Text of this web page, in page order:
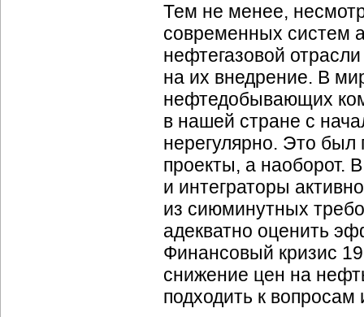
Тем не менее,
современных систем
нефтегазовой
на их внедрение. В
нефтедобывающих
в нашей стране с
нерегулярно. Это был
проекты, а наоборот.
и интеграторы
из сиюминутных
адекватно оценить
Финансовый кризис
снижение цен на
подходить к